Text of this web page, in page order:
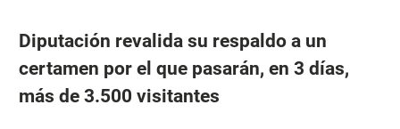
Diputación revalida su respaldo a un
certamen por el que pasarán, en 3 días,
más de 3.500 visitantes